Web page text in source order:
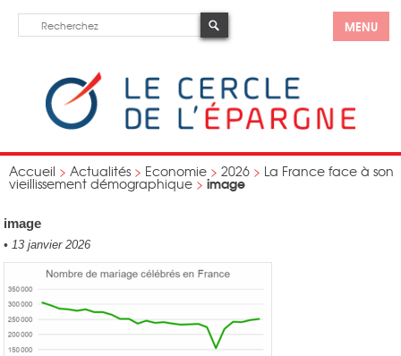
MENU
Accueil > Actualités > Economie > 2026 > La France face à son
vieillissement démographique > image
image
• 13 janvier 2026